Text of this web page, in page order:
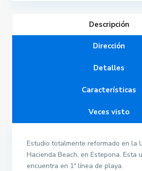
Descripción
Dirección
Detalles
Características
Veces visto
Estudio totalmente reformado en la
Hacienda Beach, en Estepona. Esta
encuentra en 1ª línea de playa.